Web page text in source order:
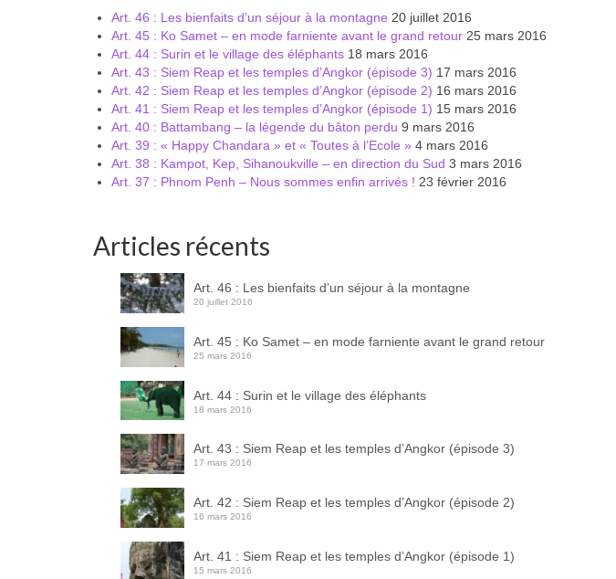
Art. 46 : Les bienfaits d’un séjour à la montagne 20 juillet 2016
Art. 45 : Ko Samet – en mode farniente avant le grand retour 25 mars 2016
Art. 44 : Surin et le village des éléphants 18 mars 2016
Art. 43 : Siem Reap et les temples d’Angkor (épisode 3) 17 mars 2016
Art. 42 : Siem Reap et les temples d’Angkor (épisode 2) 16 mars 2016
Art. 41 : Siem Reap et les temples d’Angkor (épisode 1) 15 mars 2016
Art. 40 : Battambang – la légende du bâton perdu 9 mars 2016
Art. 39 : « Happy Chandara » et « Toutes à l’Ecole » 4 mars 2016
Art. 38 : Kampot, Kep, Sihanoukville – en direction du Sud 3 mars 2016
Art. 37 : Phnom Penh – Nous sommes enfin arrivés ! 23 février 2016
Articles récents
Art. 46 : Les bienfaits d’un séjour à la montagne
20 juillet 2016
Art. 45 : Ko Samet – en mode farniente avant le grand retour
25 mars 2016
Art. 44 : Surin et le village des éléphants
18 mars 2016
Art. 43 : Siem Reap et les temples d’Angkor (épisode 3)
17 mars 2016
Art. 42 : Siem Reap et les temples d’Angkor (épisode 2)
16 mars 2016
Art. 41 : Siem Reap et les temples d’Angkor (épisode 1)
15 mars 2016